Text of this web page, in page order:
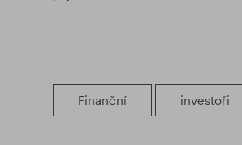
Finanční investoři